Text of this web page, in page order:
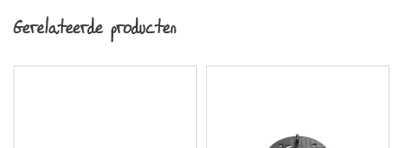
Gerelateerde producten